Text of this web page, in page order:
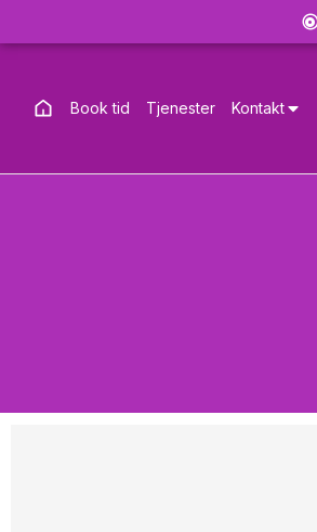
Book tid Tjenester Kontakt